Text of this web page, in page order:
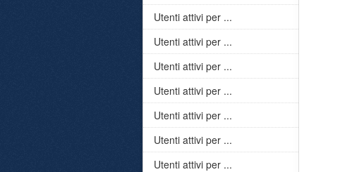
Utenti attivi per ...
Utenti attivi per ...
Utenti attivi per ...
Utenti attivi per ...
Utenti attivi per ...
Utenti attivi per ...
Utenti attivi per ...